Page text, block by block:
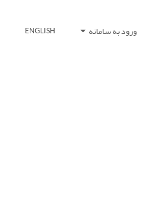
ورود به سامانه ENGLISH